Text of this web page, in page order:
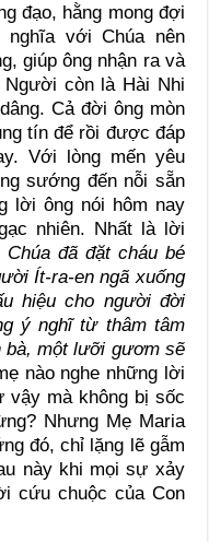
đạo, hằng mong đợi
với Chúa nên
giúp ông nhận ra và
còn là Hài Nhi
Cả đời ông mòn
tín để rồi được đáp
Với lòng mến yêu
sướng đến nỗi sẵn
lời ông nói hôm nay
nhiên. Nhất là lời
Chúa đã đặt cháu bé
Ít-ra-en ngã xuống
hiệu cho người đời
ý nghĩ từ thâm tâm
bà, một lưỡi gươm sẽ
nào nghe những lời
vậy mà không bị sốc
Nhưng Mẹ Maria
đó, chỉ lặng lẽ gẫm
này khi mọi sự xảy
cứu chuộc của Con